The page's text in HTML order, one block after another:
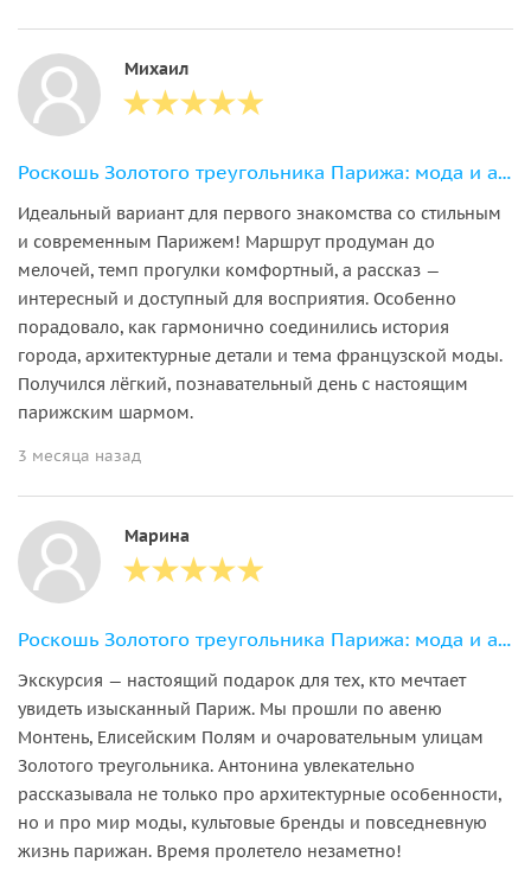
Михаил
Роскошь Золотого треугольника Парижа: мода и архитектура
Идеальный вариант для первого знакомства со стильным
и современным Парижем! Маршрут продуман до
мелочей, темп прогулки комфортный, а рассказ —
интересный и доступный для восприятия. Особенно
порадовало, как гармонично соединились история
города, архитектурные детали и тема французской моды.
Получился лёгкий, познавательный день с настоящим
парижским шармом.
3 месяца назад
Марина
Роскошь Золотого треугольника Парижа: мода и архитектура
Экскурсия — настоящий подарок для тех, кто мечтает
увидеть изысканный Париж. Мы прошли по авеню
Монтень, Елисейским Полям и очаровательным улицам
Золотого треугольника. Антонина увлекательно
рассказывала не только про архитектурные особенности,
но и про мир моды, культовые бренды и повседневную
жизнь парижан. Время пролетело незаметно!